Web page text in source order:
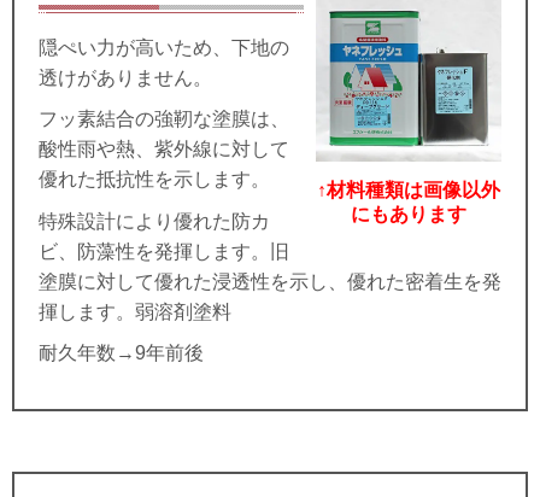
↑材料種類は画像以外
にもあります
隠ぺい力が高いため、下地の
透けがありません。
フッ素結合の強靭な塗膜は、
酸性雨や熱、紫外線に対して
優れた抵抗性を示します。
特殊設計により優れた防カ
ビ、防藻性を発揮します。旧
塗膜に対して優れた浸透性を示し、優れた密着生を発
揮します。弱溶剤塗料
耐久年数→9年前後